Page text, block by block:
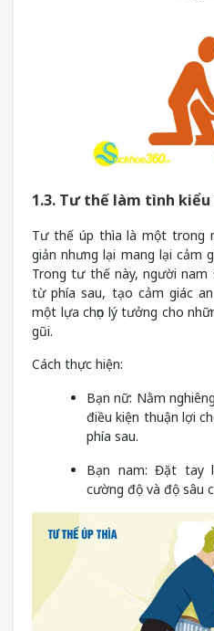
1.3. Tư thế làm tình
Tư thế úp thìa là một trong
giản nhưng lại mang lại cảm
Trong tư thế này, người nam
từ phía sau, tạo cảm giác
một lựa chọn lý tưởng cho
gũi.
Cách thực hiện:
Bạn nữ: Nằm
điều kiện thuận lợi
phía sau.
Bạn nam: Đặt tay
cường độ và độ sâu